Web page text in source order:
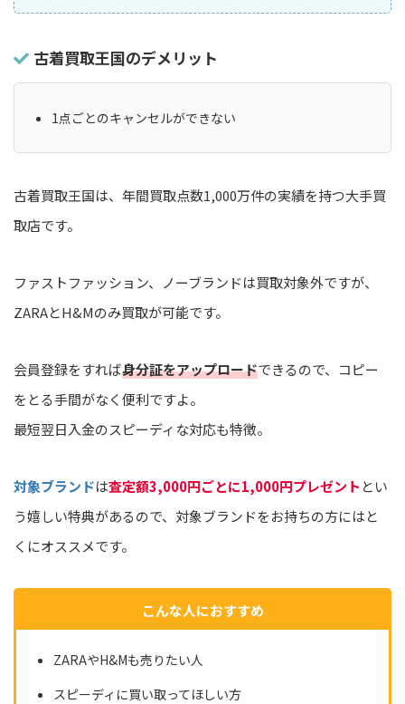
古着買取王国のデメリット
1点ごとのキャンセルができない
古着買取王国は、年間買取点数1,000万件の実績を持つ大手買
取店です。
ファストファッション、ノーブランドは買取対象外ですが、
ZARAとH&Mのみ買取が可能です。
会員登録をすれば身分証をアップロードできるので、コピー
をとる手間がなく便利ですよ。
最短翌日入金のスピーディな対応も特徴。
対象ブランドは査定額3,000円ごとに1,000円プレゼント とい
う嬉しい特典があるので、対象ブランドをお持ちの方にはと
くにオススメです。
こんな人におすすめ
ZARAやH&Mも売りたい人
スピーディに買い取ってほしい方